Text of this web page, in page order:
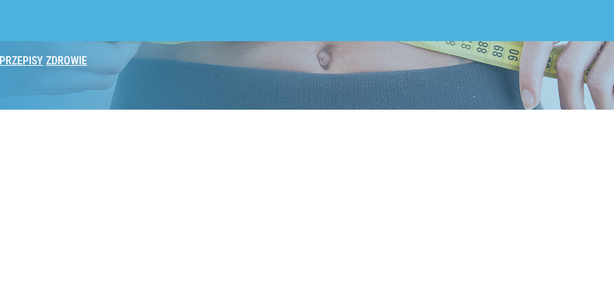
PRZEPISY ZDROWIE